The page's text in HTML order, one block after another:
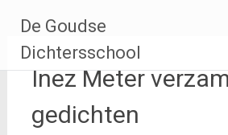
naar
inhoud
De Goudse
Dichtersschool
Inez Meter
gedichten